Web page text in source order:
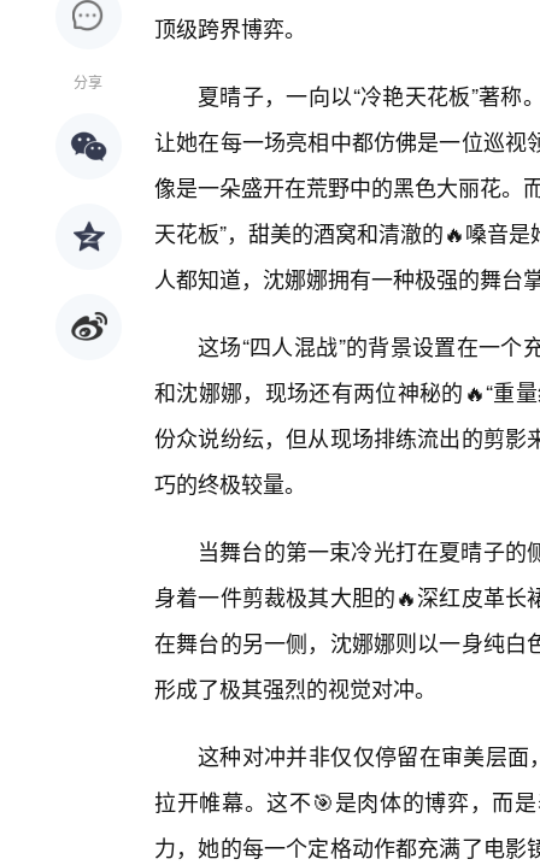
分享
顶级跨界博弈。
夏晴子，一向以“冷艳天花板”著
让她在每一场亮相中都仿佛是一位巡
像是一朵盛开在荒野中的黑色大丽花。
天花板”，甜美的酒窝和清澈的🔥嗓音
人都知道，沈娜娜拥有一种极强的舞台
这场“四人混战”的背景设置在一
和沈娜娜，现场还有两位神秘的🔥“重
份众说纷纭，但从现场排练流出的剪
巧的终极较量。
当舞台的第一束冷光打在夏晴子
身着一件剪裁极其大胆的🔥深红皮革
在舞台的另一侧，沈娜娜则以一身纯
形成了极其强烈的视觉对冲。
这种对冲并非仅仅停留在审美层面
拉开帷幕。这不🎯是肉体的博弈，而
力，她的每一个定格动作都充满了电